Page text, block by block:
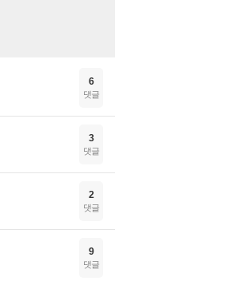
6
댓글
3
댓글
2
댓글
9
댓글